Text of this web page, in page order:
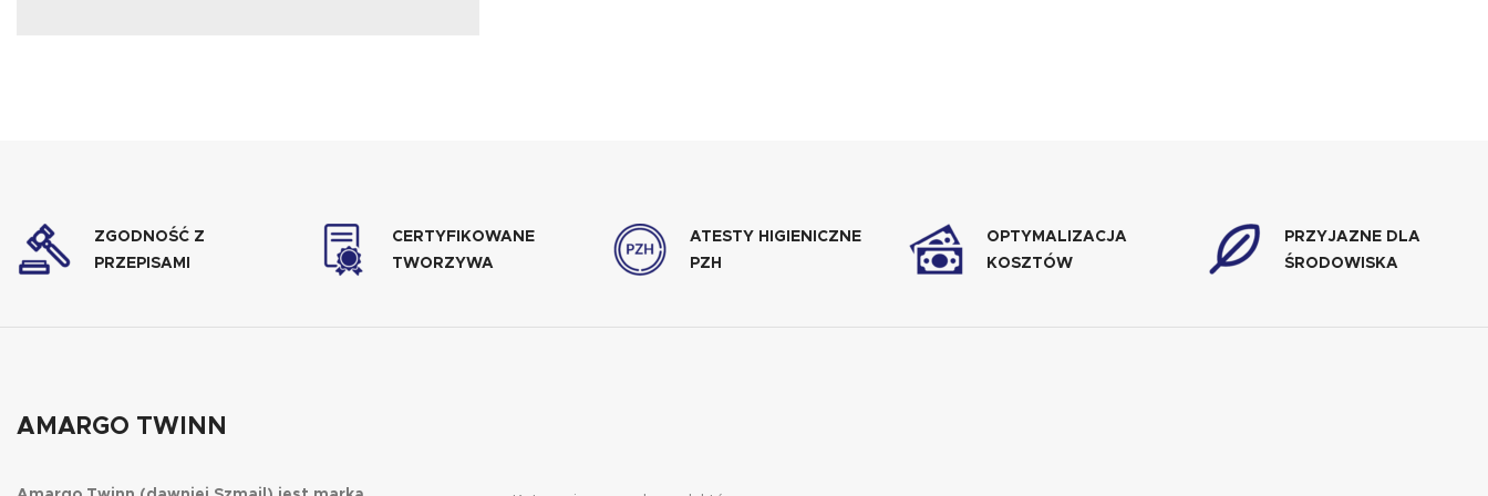
ZGODNOŚĆ Z
PRZEPISAMI
CERTYFIKOWANE
TWORZYWA
ATESTY HIGIENICZNE
PZH
OPTYMALIZACJA
KOSZTÓW
PRZYJAZNE DLA
ŚRODOWISKA
AMARGO TWINN